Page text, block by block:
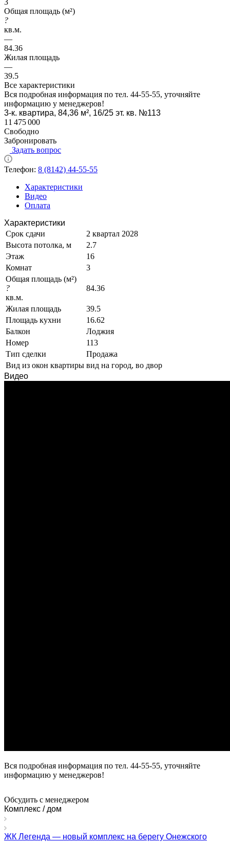
Общая площадь (м²)
?
кв.м.
—
84.36
Жилая площадь
—
39.5
Все характеристики
Вся подробная информация по тел. 44-55-55, уточняйте
информацию у менеджеров!
3-к. квартира, 84,36 м², 16/25 эт. кв. №113
11 475 000
Свободно
Забронировать
Задать вопрос
Телефон: 8 (8142) 44-55-55
Характеристики
Видео
Оплата
Характеристики
Срок сдачи
2 квартал 2028
Высота потолка, м
2.7
Этаж
16
Комнат
3
Общая площадь (м²)
?
кв.м.
84.36
Жилая площадь
39.5
Площадь кухни
16.62
Балкон
Лоджия
Номер
113
Тип сделки
Продажа
Вид из окон квартиры вид на город, во двор
Видео
Вся подробная информация по тел. 44-55-55, уточняйте
информацию у менеджеров!
Обсудить с менеджером
Комплекс / дом
ЖК Легенда — новый комплекс на берегу Онежского